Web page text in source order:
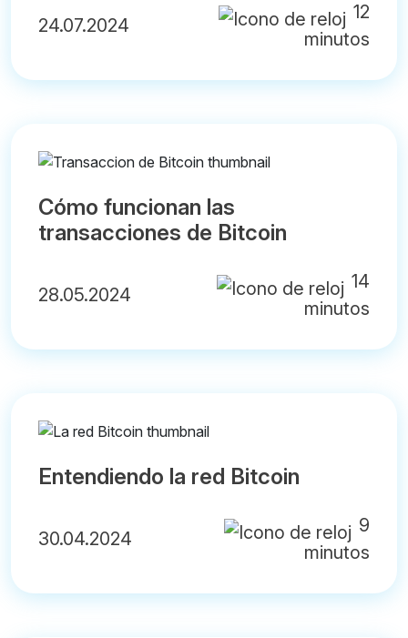
24.07.2024
12
minutos
Cómo funcionan las
transacciones de Bitcoin
28.05.2024
14
minutos
Entendiendo la red Bitcoin
30.04.2024
9
minutos